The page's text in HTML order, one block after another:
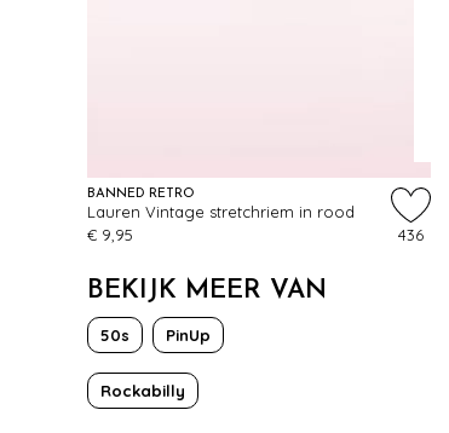
BANNED RETRO
Lauren Vintage stretchriem in rood
€ 9,95
436
BEKIJK MEER VAN
50s PinUp
Rockabilly